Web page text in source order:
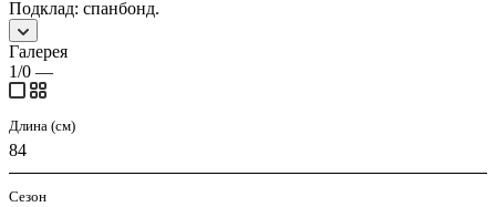
Подклад: спанбонд.
Галерея
1/0 —
Длина (см)
84
Сезон